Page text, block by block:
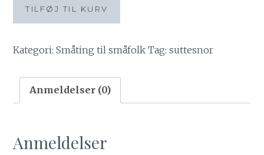
TILFØJ TIL KURV
Kategori:Småting til småfolk Tag:suttesnor
Anmeldelser (0)
Anmeldelser